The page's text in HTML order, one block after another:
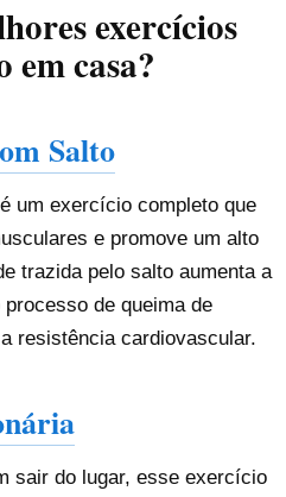
exercícios
em casa?
Salto
um exercício completo que
e promove um alto
trazida pelo salto aumenta a
de queima de
resistência cardiovascular.
sair do lugar, esse exercício